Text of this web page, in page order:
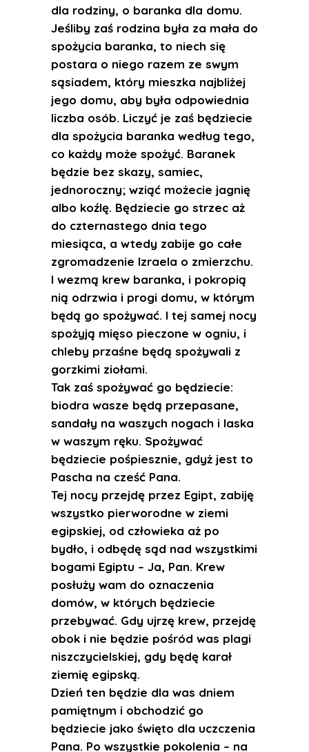
dla rodziny, o baranka dla domu.
Jeśliby zaś rodzina była za mała do
spożycia baranka, to niech się
postara o niego razem ze swym
sąsiadem, który mieszka najbliżej
jego domu, aby była odpowiednia
liczba osób. Liczyć je zaś będziecie
dla spożycia baranka według tego,
co każdy może spożyć. Baranek
będzie bez skazy, samiec,
jednoroczny; wziąć możecie jagnię
albo koźlę. Będziecie go strzec aż
do czternastego dnia tego
miesiąca, a wtedy zabije go całe
zgromadzenie Izraela o zmierzchu.
I wezmą krew baranka, i pokropią
nią odrzwia i progi domu, w którym
będą go spożywać. I tej samej nocy
spożyją mięso pieczone w ogniu, i
chleby przaśne będą spożywali z
gorzkimi ziołami.
Tak zaś spożywać go będziecie:
biodra wasze będą przepasane,
sandały na waszych nogach i laska
w waszym ręku. Spożywać
będziecie pośpiesznie, gdyż jest to
Pascha na cześć Pana.
Tej nocy przejdę przez Egipt, zabiję
wszystko pierworodne w ziemi
egipskiej, od człowieka aż po
bydło, i odbędę sąd nad wszystkimi
bogami Egiptu – Ja, Pan. Krew
posłuży wam do oznaczenia
domów, w których będziecie
przebywać. Gdy ujrzę krew, przejdę
obok i nie będzie pośród was plagi
niszczycielskiej, gdy będę karał
ziemię egipską.
Dzień ten będzie dla was dniem
pamiętnym i obchodzić go
będziecie jako święto dla uczczenia
Pana. Po wszystkie pokolenia – na